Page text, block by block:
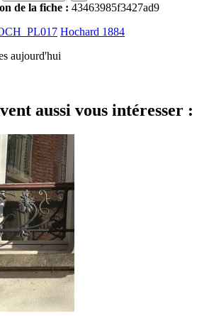
de la fiche : 43463985f3427ad9
Hochard 1884
aujourd'hui
aussi vous intéresser :